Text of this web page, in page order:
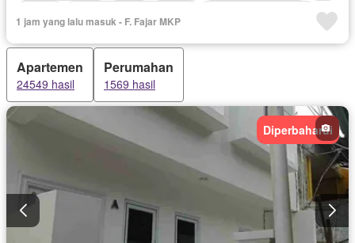
1 jam yang lalu masuk - F. Fajar MKP
Apartemen
24549 hasil
Perumahan
1569 hasil
Diperbaharui